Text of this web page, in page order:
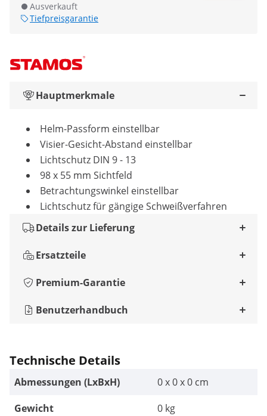
Ausverkauft
Tiefpreisgarantie
Hauptmerkmale
Helm-Passform einstellbar
Visier-Gesicht-Abstand einstellbar
Lichtschutz DIN 9 - 13
98 x 55 mm Sichtfeld
Betrachtungswinkel einstellbar
Lichtschutz für gängige Schweißverfahren
Details zur Lieferung
Ersatzteile
Premium-Garantie
Benutzerhandbuch
Technische Details
Abmessungen (LxBxH)
0 x 0 x 0 cm
Gewicht
0 kg